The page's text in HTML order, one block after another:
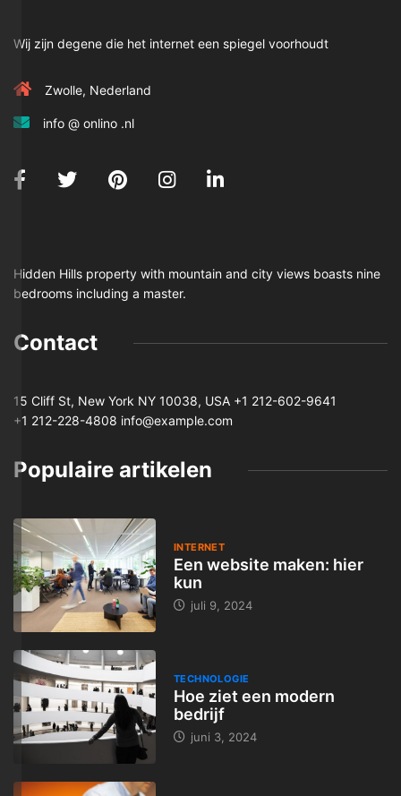
Wij zijn degene die het internet een spiegel voorhoudt
Zwolle, Nederland
info @ onlino .nl
Hidden Hills property with mountain and city views boasts nine
bedrooms including a master.
Contact
15 Cliff St, New York NY 10038, USA +1 212-602-9641
+1 212-228-4808 info@example.com
Populaire artikelen
INTERNET
Een website maken: hier
kun
juli 9, 2024
TECHNOLOGIE
Hoe ziet een modern
bedrijf
juni 3, 2024